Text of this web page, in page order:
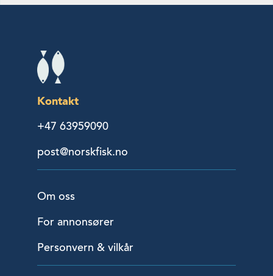
Kontakt
+47 63959090
post@norskfisk.no
Om oss
For annonsører
Personvern & vilkår